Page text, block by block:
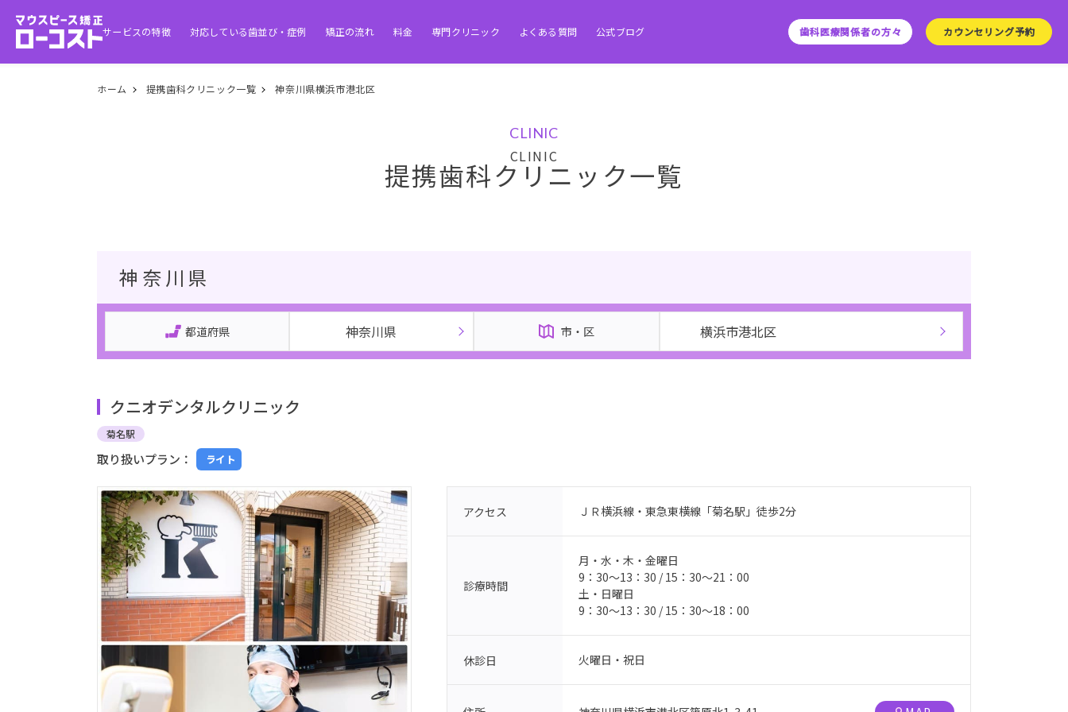
サービスの特徴 対応している歯並び・症例 矯正の流れ 料金 専門クリニック よくある質問 公式ブログ 歯科医療関係者の方々 カウンセリング予約
ホーム 提携歯科クリニック一覧 神奈川県横浜市港北区
CLINIC
提携歯科クリニック一覧
神奈川県
都道府県 神奈川県 市・区 横浜市港北区
クニオデンタルクリニック
菊名駅
取り扱いプラン： ライト
アクセス ＪＲ横浜線・東急東横線「菊名駅」徒歩2分
診療時間
月・水・木・金曜日
9：30〜13：30 / 15：30〜21：00
土・日曜日
9：30〜13：30 / 15：30〜18：00
休診日 火曜日・祝日